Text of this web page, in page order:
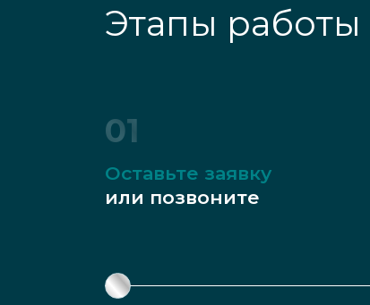
Этапы работы
01
Оставьте заявку
или позвоните